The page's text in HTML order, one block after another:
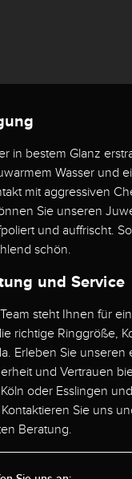
in bestem Glanz
Wasser und
mit aggressiven
Sie unseren
und auffrischt.
schön.
und Service
steht Ihnen für
richtige Ringgröße,
Erleben Sie unseren
und Vertrauen
oder Esslingen
Sie uns
Beratung.